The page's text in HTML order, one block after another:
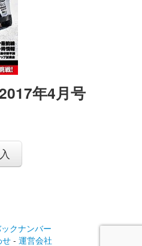
年4月号
クナンバー
せ- 運営会社